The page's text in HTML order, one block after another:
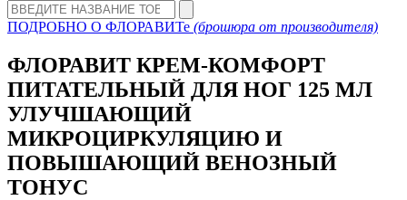
ПОДРОБНО О ФЛОРАВИТе (брошюра от производителя)
ФЛОРАВИТ КРЕМ-КОМФОРТ
ПИТАТЕЛЬНЫЙ ДЛЯ НОГ 125 МЛ
УЛУЧШАЮЩИЙ
МИКРОЦИРКУЛЯЦИЮ И
ПОВЫШАЮЩИЙ ВЕНОЗНЫЙ
ТОНУС